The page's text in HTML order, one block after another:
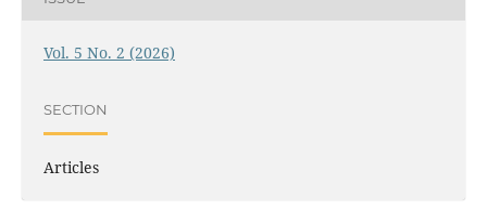
Vol. 5 No. 2 (2026)
SECTION
Articles